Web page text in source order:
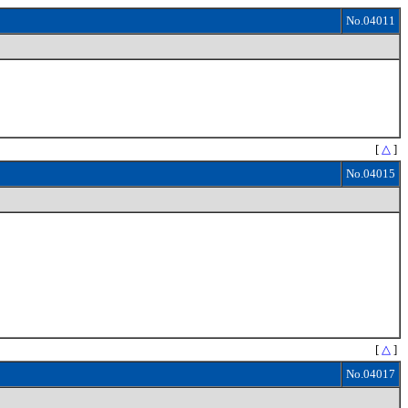
No.04011
[ △ ]
No.04015
[ △ ]
No.04017